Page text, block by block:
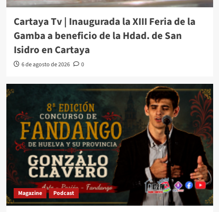
Cartaya Tv | Inaugurada la XIII Feria de la
Gamba a beneficio de la Hdad. de San
Isidro en Cartaya
6 de agosto de 2026 0
Magazine Podcast